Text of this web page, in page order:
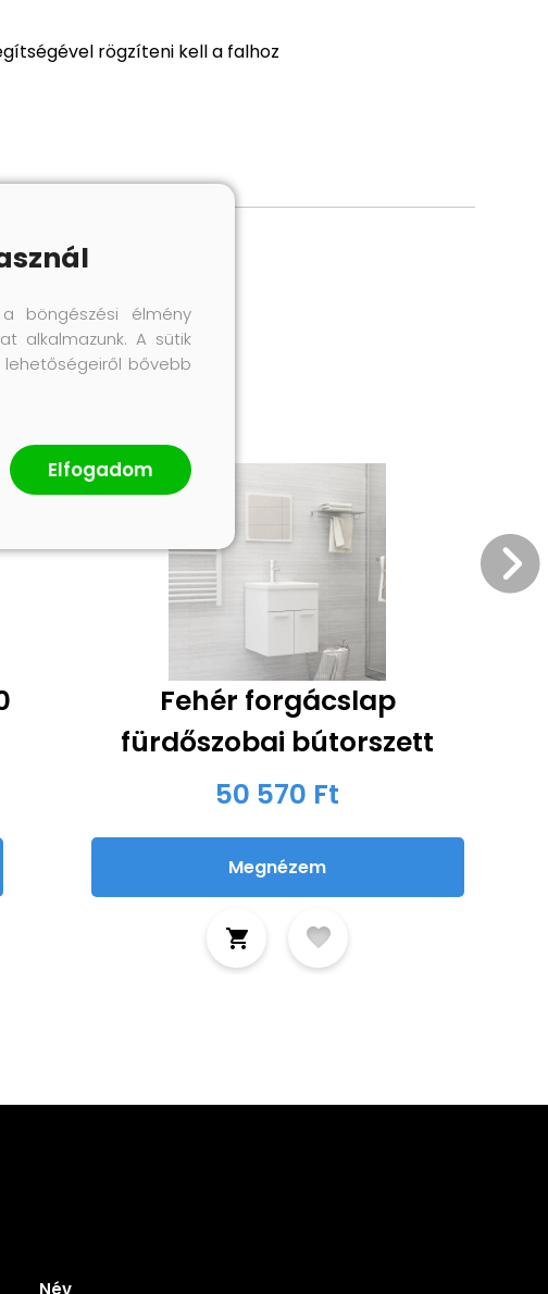
rögzíteni kell a falhoz
Fehér forgácslap
fürdőszobai bútorszett
50 570 Ft
Megnézem
böngészési élmény
alkalmazunk. A sütik
lehetőségeiről bővebb
Elfogadom